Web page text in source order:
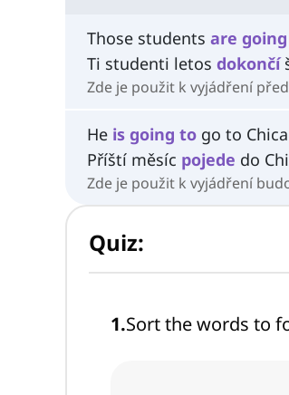
Those students are going
Ti studenti letos dokončí
Zde je použit k vyjádření
He is going to go to
Příští měsíc pojede do
Zde je použit k vyjádření
Quiz:
1.Sort the words to